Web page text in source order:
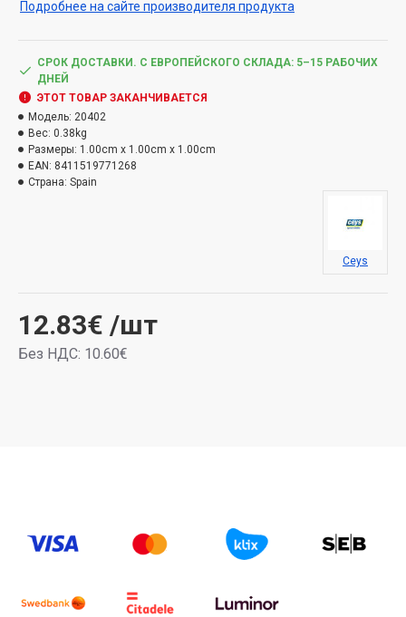
силикона. Склеивает все материалы как внутри, так и
все виды суставов и суставов и придает им
постоянную эластичность. Ремонт с экспресс-
эффектом: с немедленным склеиванием и
герметизацией. Благодаря своей эластичности он
противостоит ударам, вибрациям и ударам. Он
устойчив к плесени, старению и УФ-излучению.
Термостойкость от -40 до 90 °C.
H317 — Может вызвать аллергическую кожную
Подробнее на сайте производителя продукта
12.83€ /шт
Без НДС: 10.60€
СРОК ДОСТАВКИ. С ЕВРОПЕЙСКОГО СКЛАДА: 5–15 РАБОЧИХ
ДНЕЙ
ЭТОТ ТОВАР ЗАКАНЧИВАЕТСЯ
Модель: 20402
Вес: 0.38kg
Размеры: 1.00cm x 1.00cm x 1.00cm
EAN: 8411519771268
Страна: Spain
Ceys